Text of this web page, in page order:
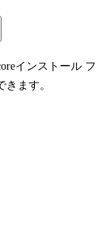
インストール フ
ます。